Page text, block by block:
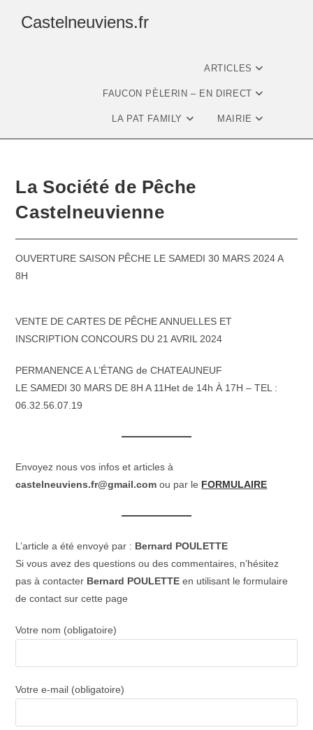
Castelneuviens.fr
ARTICLES
FAUCON PÈLERIN – EN DIRECT
LA PAT FAMILY MAIRIE
La Société de Pêche
Castelneuvienne
OUVERTURE SAISON PÊCHE LE SAMEDI 30 MARS 2024 A
8H
VENTE DE CARTES DE PÊCHE ANNUELLES ET
INSCRIPTION CONCOURS DU 21 AVRIL 2024
PERMANENCE A L’ÉTANG de CHATEAUNEUF
LE SAMEDI 30 MARS DE 8H A 11Het de 14h À 17H – TEL :
06.32.56.07.19
Envoyez nous vos infos et articles à
castelneuviens.fr@gmail.com ou par le FORMULAIRE
L’article a été envoyé par : Bernard POULETTE
Si vous avez des questions ou des commentaires, n’hésitez
pas à contacter Bernard POULETTE en utilisant le formulaire
de contact sur cette page
Votre nom (obligatoire)
Votre e-mail (obligatoire)